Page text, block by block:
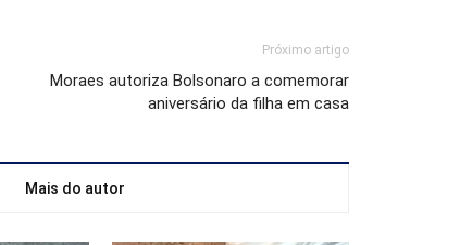
Próximo artigo
Moraes autoriza Bolsonaro a comemorar
aniversário da filha em casa
Mais do autor